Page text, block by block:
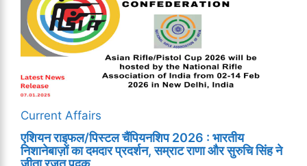
Current Affairs
एशियन राइफल/पिस्टल चैंपियनशिप 2026 : भारतीय
निशानेबाज़ों का दमदार प्रदर्शन, सम्राट राणा और सुरुचि सिंह ने